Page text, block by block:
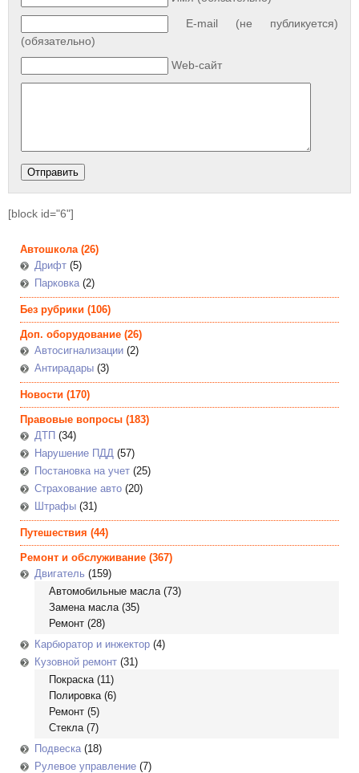
E-mail (не публикуется)
(обязательно)
Web-сайт
[block id="6"]
Автошкола(26)
Дрифт (5)
Парковка(2)
Без рубрики (106)
Доп. оборудование (26)
Автосигнализации (2)
Антирадары (3)
Новости (170)
Правовые вопросы (183)
ДТП (34)
Нарушение ПДД (57)
Постановка на учет (25)
Страхование авто (20)
Штрафы (31)
Путешествия (44)
Ремонт и обслуживание (367)
Двигатель (159)
Автомобильные масла(73)
Замена масла(35)
Ремонт (28)
Карбюратор и инжектор (4)
Кузовной ремонт (31)
Покраска(11)
Полировка(6)
Ремонт (5)
Стекла(7)
Подвеска(18)
Рулевое управление (7)